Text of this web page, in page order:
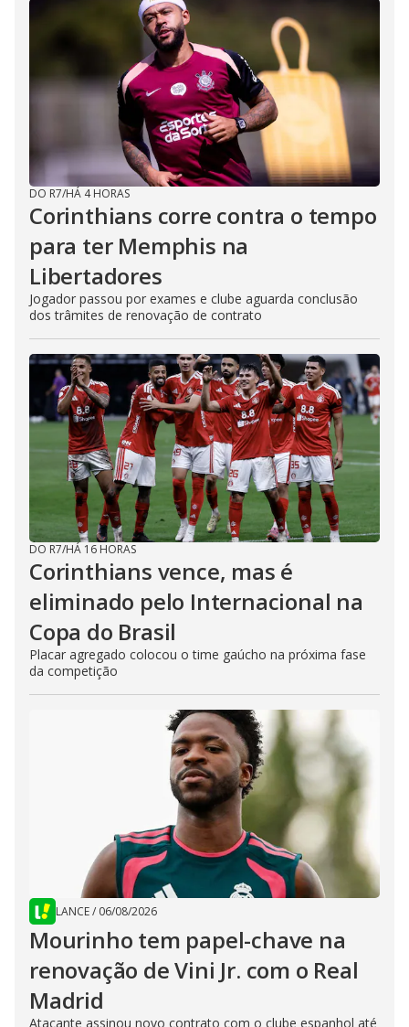
DO R7/HÁ 4 HORAS
Corinthians corre contra o tempo
para ter Memphis na
Libertadores
Jogador passou por exames e clube aguarda conclusão
dos trâmites de renovação de contrato
DO R7/HÁ 16 HORAS
Corinthians vence, mas é
eliminado pelo Internacional na
Copa do Brasil
Placar agregado colocou o time gaúcho na próxima fase
da competição
LANCE/ 06/08/2026
Mourinho tem papel-chave na
renovação de Vini Jr. com o Real
Madrid
Atacante assinou novo contrato com o clube espanhol até